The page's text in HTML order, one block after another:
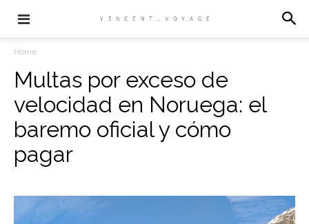
Home
Multas por exceso de
velocidad en Noruega: el
baremo oficial y cómo
pagar